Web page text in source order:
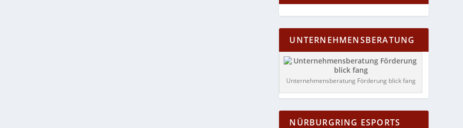
UNTERNEHMENSBERATUNG
Unternehmensberatung Förderung blick fang
NÜRBURGRING ESPORTS